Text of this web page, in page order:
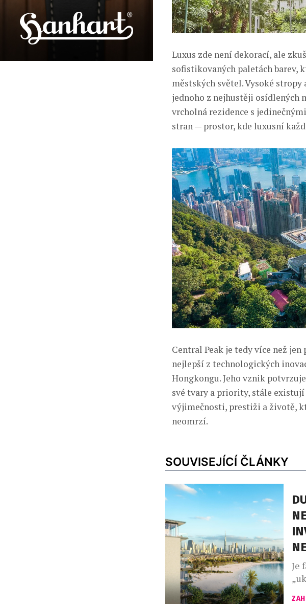
Luxus zde není dekorací, ale
sofistikovaných paletách barev,
městských světel. Vysoké stropy
jednoho z nejhustěji osídlených
vrcholná rezidence s
stran — prostor, kde luxusní
Central Peak je tedy více než
nejlepší z technologických
Hongkongu. Jeho vznik
své tvary a priority, stále
výjimečnosti, prestiži a životě,
neomrzí.
SOUVISEJÍCÍ ČLÁNKY
Je